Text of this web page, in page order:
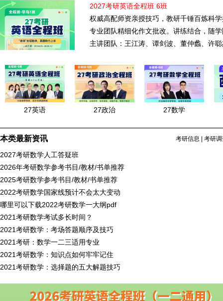
2027考研英语全程班 6班
权威高配师资亲授技巧，教研千锤百炼科
专业团队精细化作文批改。讲练结合，随
主讲团队：王江涛、谭剑波、董仲蠡、许
27英语 27政治 27数学
本类最新资讯 考研信息 考研
2027考研数学人工答疑班
2026年考研数学参考书目/教材/书单推荐
2025考研数学参考书目/教材/书单推荐
2022考研数学国家线预计不会太大变动
哪里可以下载2022考研数学一大纲pdf
2021考研数学考试多长时间？
2021考研数学：考场答题顺序及技巧
2021考研：数学一二三适用专业
2021考研数学：知识点如何牢牢记住
2021考研数学：选择题的五大解题技巧